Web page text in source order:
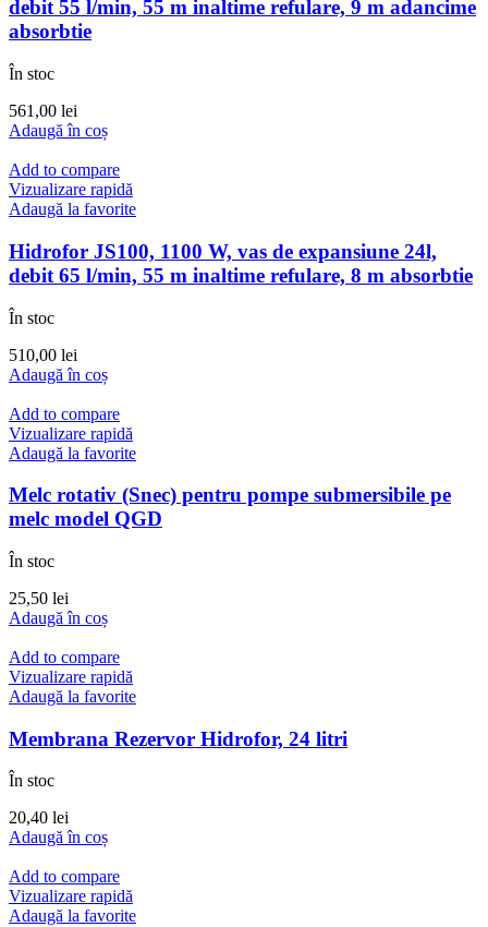
debit 55 l/min, 55 m inaltime refulare, 9 m adancime
absorbtie
În stoc
561,00 lei
Adaugă în coș
Add to compare
Vizualizare rapidă
Adaugă la favorite
Hidrofor JS100, 1100 W, vas de expansiune 24l,
debit 65 l/min, 55 m inaltime refulare, 8 m absorbtie
În stoc
510,00 lei
Adaugă în coș
Add to compare
Vizualizare rapidă
Adaugă la favorite
Melc rotativ (Snec) pentru pompe submersibile pe
melc model QGD
În stoc
25,50 lei
Adaugă în coș
Add to compare
Vizualizare rapidă
Adaugă la favorite
Membrana Rezervor Hidrofor, 24 litri
În stoc
20,40 lei
Adaugă în coș
Add to compare
Vizualizare rapidă
Adaugă la favorite